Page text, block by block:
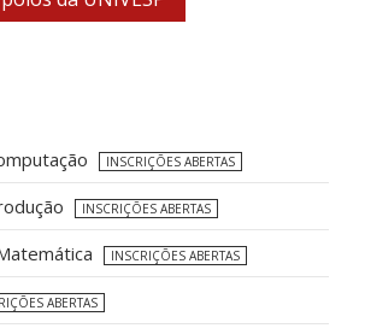
INSCRIÇÕES ABERTAS
INSCRIÇÕES ABERTAS
INSCRIÇÕES ABERTAS
ABERTAS